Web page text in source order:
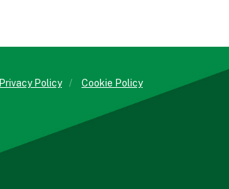
Privacy Policy / Cookie Policy